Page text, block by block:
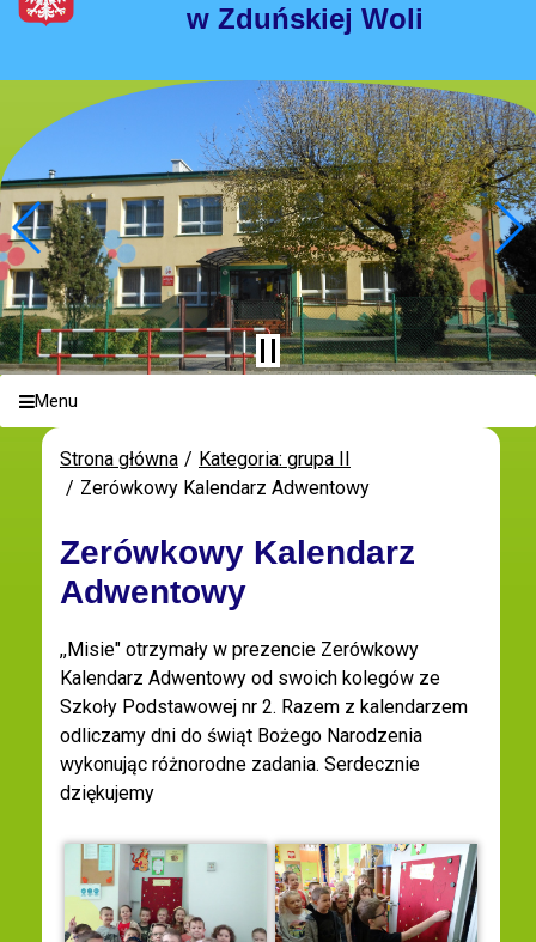
w Zduńskiej Woli
Menu
Strona główna
Kategoria: grupa II
Zerówkowy Kalendarz Adwentowy
Zerówkowy Kalendarz
Adwentowy
,,Misie" otrzymały w prezencie Zerówkowy
Kalendarz Adwentowy od swoich kolegów ze
Szkoły Podstawowej nr 2. Razem z kalendarzem
odliczamy dni do świąt Bożego Narodzenia
wykonując różnorodne zadania. Serdecznie
dziękujemy